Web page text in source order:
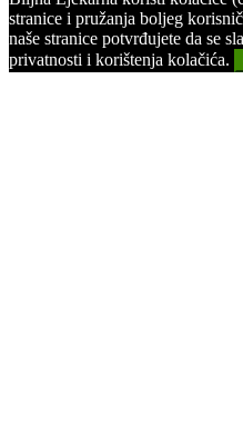
stranice i pružanja boljeg
naše stranice potvrđujete da se
privatnosti i korištenja kolačića.